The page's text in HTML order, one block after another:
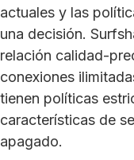
actuales y las
una decisión.
relación calidad-
conexiones
tienen políticas
características de
apagado.